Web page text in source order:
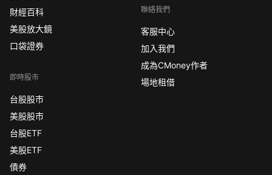
財經百科
美股放大鏡
口袋證券
即時股市
台股股市
美股股市
台股ETF
美股ETF
債券
聯絡我們
客服中心
加入我們
成為CMoney作者
場地租借